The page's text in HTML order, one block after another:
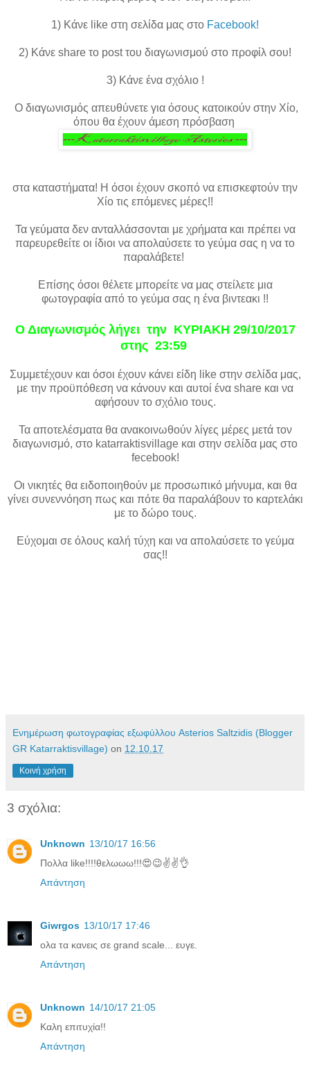
1) Κάνε like στη σελίδα μας στο Facebook!
2) Κάνε share το post του διαγωνισμού στο προφίλ σου!
3) Κάνε ένα σχόλιο !
Ο διαγωνισμός απευθύνετε για όσους κατοικούν στην Χίο,
όπου θα έχουν άμεση πρόσβαση
στα καταστήματα! Η όσοι έχουν σκοπό να επισκεφτούν την
Χίο τις επόμενες μέρες!!
Τα γεύματα δεν ανταλλάσσονται με χρήματα και πρέπει να
παρευρεθείτε οι ίδιοι να απολαύσετε το γεύμα σας η να το
παραλάβετε!
Επίσης όσοι θέλετε μπορείτε να μας στείλετε μια
φωτογραφία από το γεύμα σας η ένα βιντεακι !!
Ο Διαγωνισμός λήγει την ΚΥΡΙΑΚΗ 29/10/2017
στης 23:59
Συμμετέχουν και όσοι έχουν κάνει είδη like στην σελίδα μας,
με την προϋπόθεση να κάνουν και αυτοί ένα share και να
αφήσουν το σχόλιο τους.
Τα αποτελέσματα θα ανακοινωθούν λίγες μέρες μετά τον
διαγωνισμό, στο katarraktisvillage και στην σελίδα μας στο
fecebook!
Οι νικητές θα ειδοποιηθούν με προσωπικό μήνυμα, και θα
γίνει συνεννόηση πως και πότε θα παραλάβουν το καρτελάκι
με το δώρο τους.
Εύχομαι σε όλους καλή τύχη και να απολαύσετε το γεύμα
σας!!
Ενημέρωση φωτογραφίας εξωφύλλου Asterios Saltzidis (Blogger
GR Katarraktisvillage) on 12.10.17
Κοινή χρήση
3 σχόλια:
Unknown 13/10/17 16:56
Πολλα like!!!!θελωωω!!!😍😉✌️✌️👌
Απάντηση
Giwrgos 13/10/17 17:46
ολα τα κανεις σε grand scale... ευγε.
Απάντηση
Unknown 14/10/17 21:05
Καλη επιτυχία!!
Απάντηση